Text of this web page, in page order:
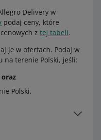
Delivery w
podaj ceny, które
z tej tabeli.
je w ofertach. Podaj w
na terenie Polski, jeśli:
oraz
Polski.